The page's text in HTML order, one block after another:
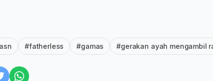
#fatherless #gamas #gerakan ayah mengambil